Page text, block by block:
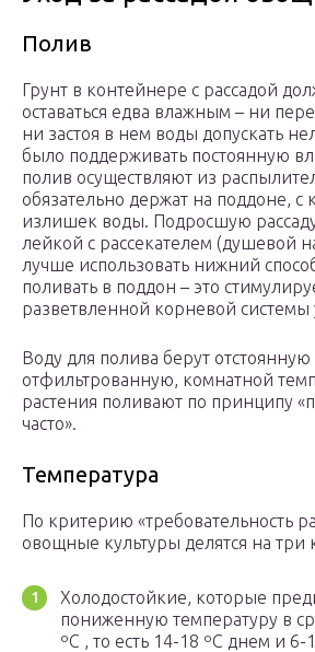
Полив
Грунт в контейнере с рассадой
оставаться едва влажным – ни
ни застоя в нем воды допускать
было поддерживать постоянную
полив осуществляют из
обязательно держат на поддоне, с
излишек воды. Подросшую
лейкой с рассекателем (душевой
лучше использовать нижний
поливать в поддон – это
разветвленной корневой системы
Воду для полива берут
отфильтрованную, комнатной
растения поливают по принципу
часто».
Температура
По критерию «требовательность
овощные культуры делятся на три
Холодостойкие, которые
пониженную температуру в
ºC , то есть 14-18 ºC днем и